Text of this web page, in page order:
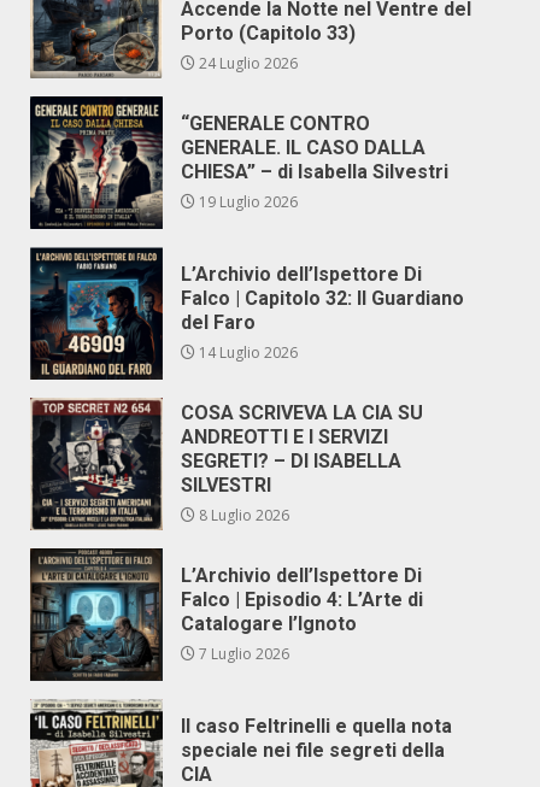
Accende la Notte nel Ventre del
Porto (Capitolo 33)
24 Luglio 2026
“GENERALE CONTRO
GENERALE. IL CASO DALLA
CHIESA” – di Isabella Silvestri
19 Luglio 2026
L’Archivio dell’Ispettore Di
Falco | Capitolo 32: Il Guardiano
del Faro
14 Luglio 2026
COSA SCRIVEVA LA CIA SU
ANDREOTTI E I SERVIZI
SEGRETI? – DI ISABELLA
SILVESTRI
8 Luglio 2026
L’Archivio dell’Ispettore Di
Falco | Episodio 4: L’Arte di
Catalogare l’Ignoto
7 Luglio 2026
Il caso Feltrinelli e quella nota
speciale nei file segreti della
CIA